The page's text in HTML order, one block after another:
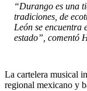
“Durango es una
tradiciones, de
León se encuentra
estado”, comentó
La cartelera musical
regional mexicano y